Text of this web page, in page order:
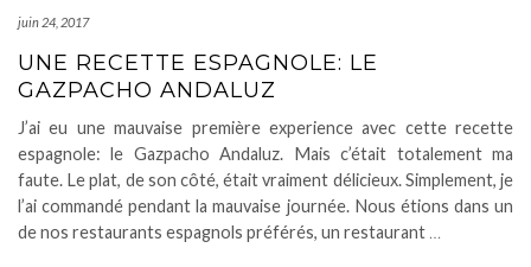
juin 24, 2017
UNE RECETTE ESPAGNOLE: LE
GAZPACHO ANDALUZ
J’ai eu une mauvaise première experience avec cette recette
espagnole: le Gazpacho Andaluz. Mais c’était totalement ma
faute. Le plat, de son côté, était vraiment délicieux. Simplement, je
l’ai commandé pendant la mauvaise journée. Nous étions dans un
de nos restaurants espagnols préférés, un restaurant …